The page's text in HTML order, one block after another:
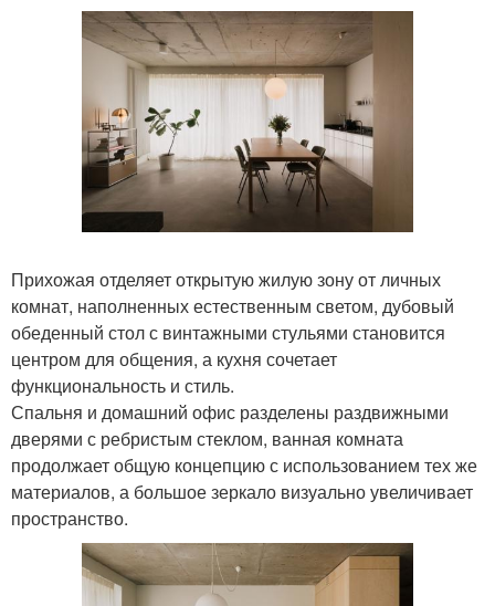
Прихожая отделяет открытую жилую зону от личных
комнат, наполненных естественным светом, дубовый
обеденный стол с винтажными стульями становится
центром для общения, а кухня сочетает
функциональность и стиль.
Спальня и домашний офис разделены раздвижными
дверями с ребристым стеклом, ванная комната
продолжает общую концепцию с использованием тех же
материалов, а большое зеркало визуально увеличивает
пространство.